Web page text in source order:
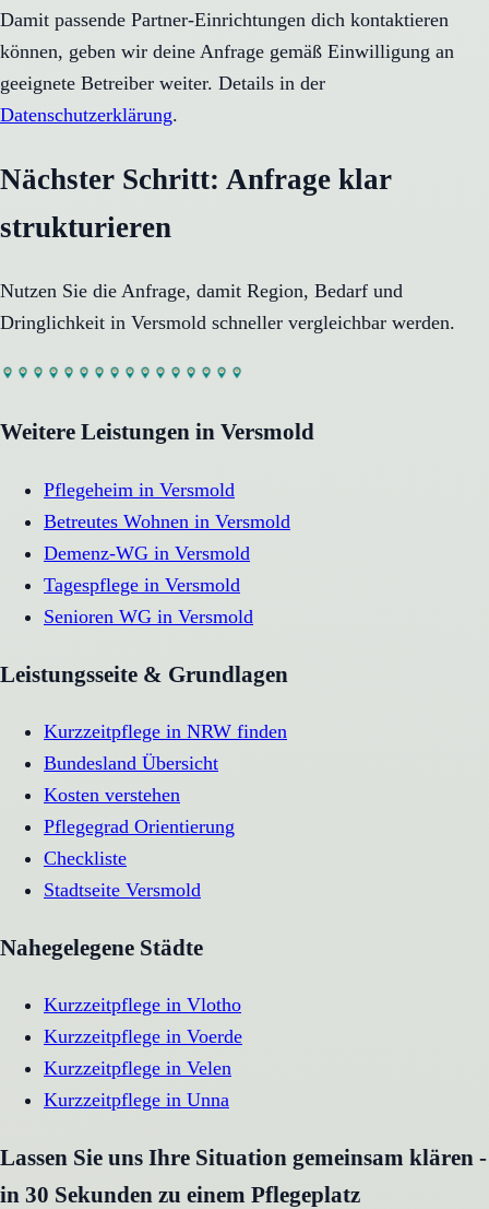
Damit passende Partner-Einrichtungen dich kontaktieren
können, geben wir deine Anfrage gemäß Einwilligung an
geeignete Betreiber weiter. Details in der
Datenschutzerklärung.
Nächster Schritt: Anfrage klar
strukturieren
Nutzen Sie die Anfrage, damit Region, Bedarf und
Dringlichkeit in Versmold schneller vergleichbar werden.
Weitere Leistungen in Versmold
Pflegeheim in Versmold
Betreutes Wohnen in Versmold
Demenz-WG in Versmold
Tagespflege in Versmold
Senioren WG in Versmold
Leistungsseite & Grundlagen
Kurzzeitpflege in NRW finden
Bundesland Übersicht
Kosten verstehen
Pflegegrad Orientierung
Checkliste
Stadtseite Versmold
Nahegelegene Städte
Kurzzeitpflege in Vlotho
Kurzzeitpflege in Voerde
Kurzzeitpflege in Velen
Kurzzeitpflege in Unna
Lassen Sie uns Ihre Situation gemeinsam klären -
in 30 Sekunden zu einem Pflegeplatz